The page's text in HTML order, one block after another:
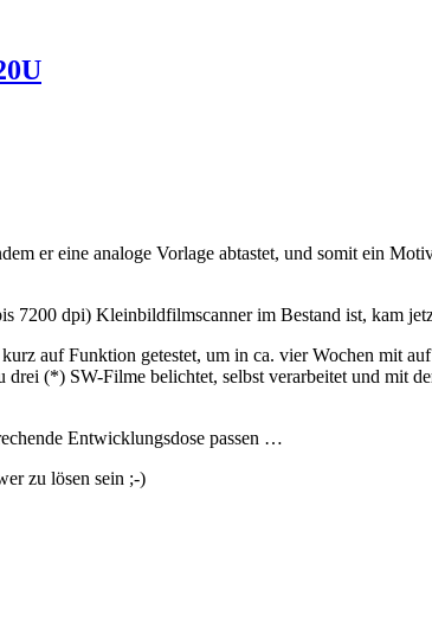
er eine analoge Vorlage abtastet, und somit ein
7200 dpi) Kleinbildfilmscanner im Bestand ist, kam
auf Funktion getestet, um in ca. vier Wochen mit
(*) SW-Filme belichtet, selbst verarbeitet und
Entwicklungsdose passen …
zu lösen sein ;-)